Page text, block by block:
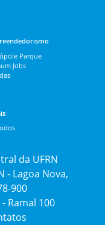
Parque
Jobs
da UFRN
- Lagoa Nova,
900
Ramal 100